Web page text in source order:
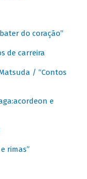
do coração”
de carreira
/ “Contos
e
rimas”